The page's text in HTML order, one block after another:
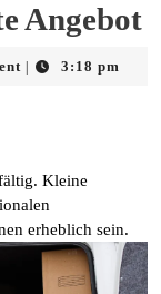
Angebot
3:18 pm
Kleine
erheblich sein.